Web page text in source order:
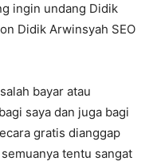
ingin undang Didik
Didik Arwinsyah SEO
bayar atau
saya dan juga bagi
gratis dianggap
tentu sangat